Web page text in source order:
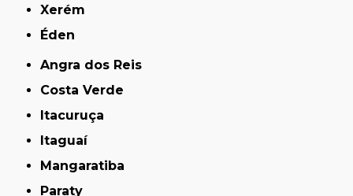
Xerém
Éden
Angra dos Reis
Costa Verde
Itacuruça
Itaguaí
Mangaratiba
Paraty